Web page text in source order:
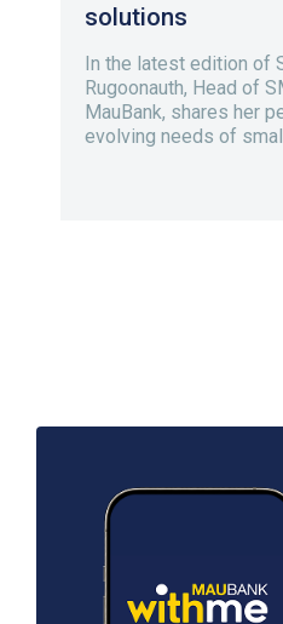
solutions
In the latest edition of
Rugoonauth, Head of
MauBank, shares her
evolving needs of small